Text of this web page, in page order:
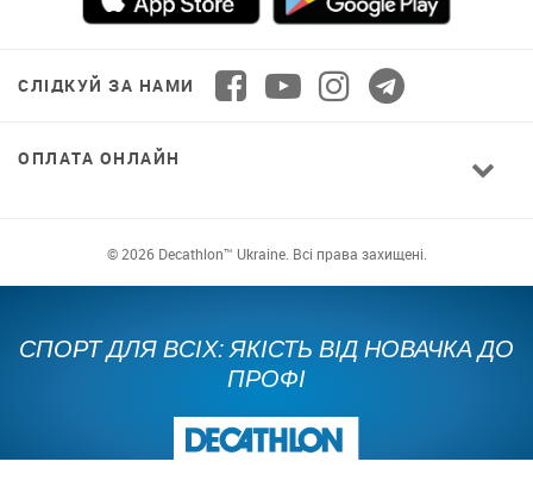
СЛІДКУЙ ЗА НАМИ
© 2026 Decathlon™ Ukraine. Всі права захищені.
СПОРТ ДЛЯ ВСІХ: ЯКІСТЬ ВІД НОВАЧКА ДО
ПРОФІ